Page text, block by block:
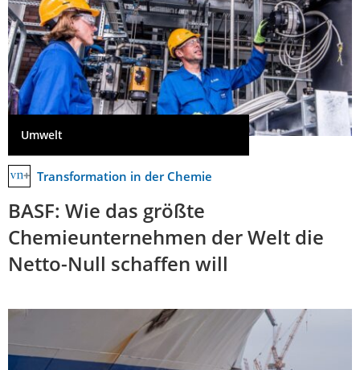
Umwelt
Transformation in der Chemie
BASF: Wie das größte
Chemieunternehmen der Welt die
Netto-Null schaffen will